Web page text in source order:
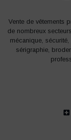
Vente de vêtements
de nombreux
mécanique,
sérigraphie,